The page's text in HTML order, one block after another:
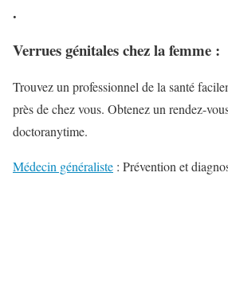
.
Verrues génitales chez la femme :
Trouvez un professionnel de la santé
près de chez vous. Obtenez un rendez-
doctoranytime.
Médecin généraliste : Prévention et